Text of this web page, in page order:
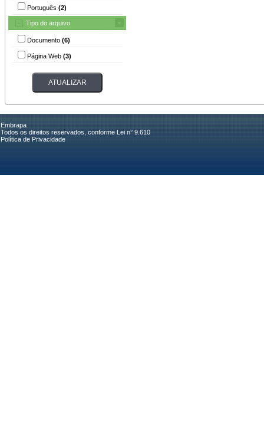
Português (2)
Tipo do arquivo
Documento (6)
Página Web (3)
Embrapa
Todos os direitos reservados, conforme Lei n° 9.610
Política de Privacidade